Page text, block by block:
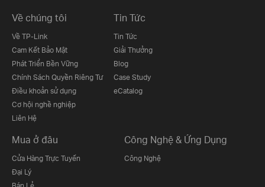
Về chúng tôi
Về TP-Link
Cam Kết Bảo Mật
Phát Triển Bền Vững
Chính Sách Quyền Riêng Tư
Điều khoản sử dụng
Cơ hội nghề nghiệp
Liên Hệ
Tin Tức
Tin Tức
Giải Thưởng
Blog
Case Study
eCatalog
Mua ở đâu
Cửa Hàng Trực Tuyến
Đại Lý
Bán Lẻ
Công Nghệ & Ứng Dụng
Công Nghệ